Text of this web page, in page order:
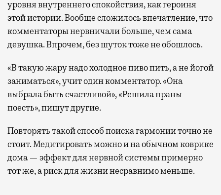
уровня внутреннего спокойствия, как героиня
этой истории. Вообще сложилось впечатление, что
комментаторы нервничали больше, чем сама
девушка. Впрочем, без шуток тоже не обошлось.
«В такую жару надо холодное пиво пить, а не йогой
заниматься», учит один комментатор. «Она
выбрала быть счастливой», «Решила праны
поесть», пишут другие.
Повторять такой способ поиска гармонии точно не
стоит. Медитировать можно и на обычном коврике
дома — эффект для нервной системы примерно
тот же, а риск для жизни несравнимо меньше.